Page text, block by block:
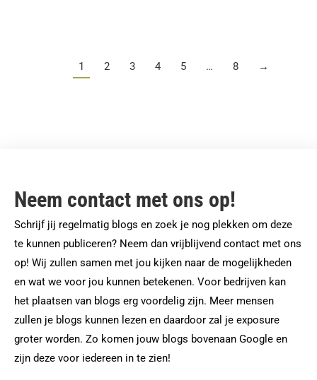
1 2 3 4 5 … 8 →
Neem contact met ons op!
Schrijf jij regelmatig blogs en zoek je nog plekken om deze
te kunnen publiceren? Neem dan vrijblijvend contact met ons
op! Wij zullen samen met jou kijken naar de mogelijkheden
en wat we voor jou kunnen betekenen. Voor bedrijven kan
het plaatsen van blogs erg voordelig zijn. Meer mensen
zullen je blogs kunnen lezen en daardoor zal je exposure
groter worden. Zo komen jouw blogs bovenaan Google en
zijn deze voor iedereen in te zien!